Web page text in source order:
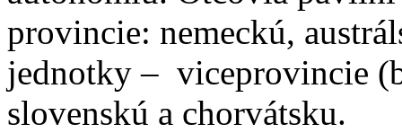
provincie: nemeckú,
jednotky – viceprovincie
slovenskú a chorvátsku.